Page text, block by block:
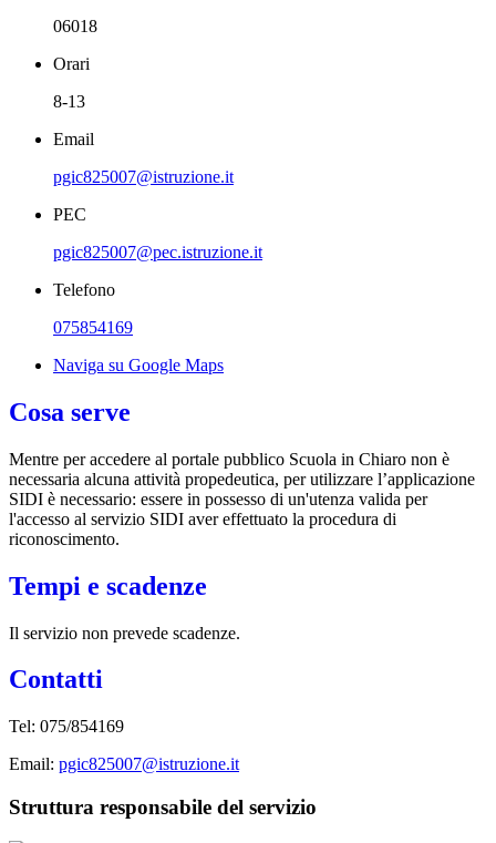
06018
Orari
8-13
Email
pgic825007@istruzione.it
PEC
pgic825007@pec.istruzione.it
Telefono
075854169
Naviga su Google Maps
Cosa serve
Mentre per accedere al portale pubblico Scuola in Chiaro non è
necessaria alcuna attività propedeutica, per utilizzare l’applicazione
SIDI è necessario: essere in possesso di un'utenza valida per
l'accesso al servizio SIDI aver effettuato la procedura di
riconoscimento.
Tempi e scadenze
Il servizio non prevede scadenze.
Contatti
Tel: 075/854169
Email: pgic825007@istruzione.it
Struttura responsabile del servizio